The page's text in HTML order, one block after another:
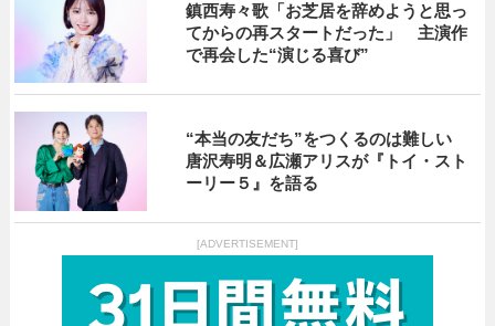
鎮西寿々歌「お芝居を辞めようと思っ
てからの再スタートだった」 主演作
で再会した“演じる喜び”
“本当の友だち”をつくるのは難しい
唐沢寿明＆広瀬アリスが『トイ・スト
ーリー５』を語る
[ADVERTISEMENT]